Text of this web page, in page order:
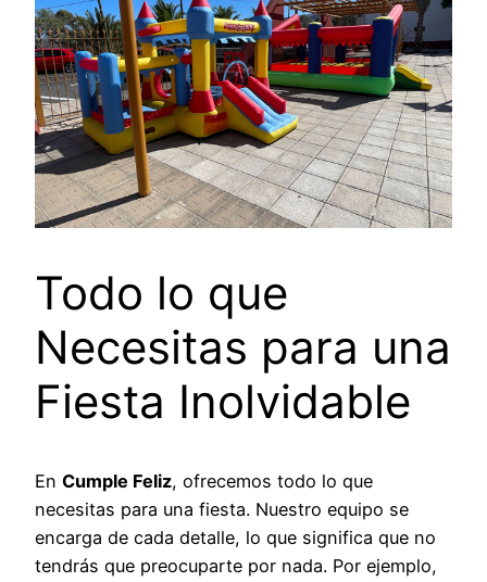
Todo lo que
Necesitas para una
Fiesta Inolvidable
En Cumple Feliz, ofrecemos todo lo que
necesitas para una fiesta. Nuestro equipo se
encarga de cada detalle, lo que significa que no
tendrás que preocuparte por nada. Por ejemplo,